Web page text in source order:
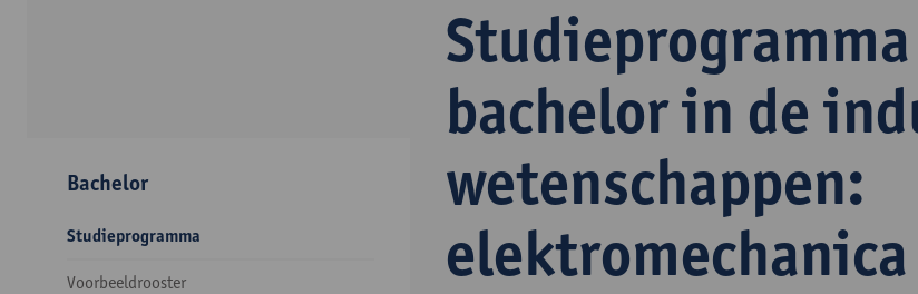
bachelor in de
wetenschappen:
elektromechanica
Bachelor
Studieprogramma
Voorbeeldrooster